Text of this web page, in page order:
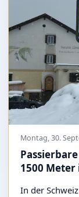
Montag, 30.
1500 Meter
In der